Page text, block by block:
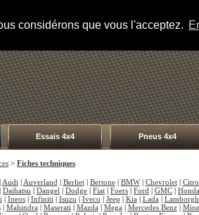
considérons que vous l'acceptez.
Essais 4x4 Pneus 4x4
> Fiches techniques
| Audi | Auverland | Berliet| Bertone| BMW| Chevrolet|
| Daihatsu | Dangel | Dodge | Fiat | Foers | Ford | GMC | Honda
| Ineos| Infiniti | Isuzu | Iveco | Jeep | Kia | Lada |
| Mahindra | Maserati | Mazda | Mega | Mercedes Benz|